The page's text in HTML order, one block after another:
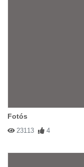
Fotós
23113 4